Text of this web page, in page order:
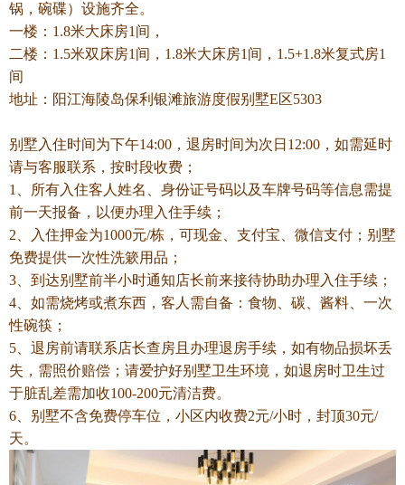
锅，碗碟）设施齐全。
一楼：1.8米大床房1间，
二楼：1.5米双床房1间，1.8米大床房1间，1.5+1.8米复式房1
间
地址：阳江海陵岛保利银滩旅游度假别墅E区5303
别墅入住时间为下午14:00，退房时间为次日12:00，如需延时
请与客服联系，按时段收费；
1、所有入住客人姓名、身份证号码以及车牌号码等信息需提
前一天报备，以便办理入住手续；
2、入住押金为1000元/栋，可现金、支付宝、微信支付；别墅
免费提供一次性洗簌用品；
3、到达别墅前半小时通知店长前来接待协助办理入住手续；
4、如需烧烤或煮东西，客人需自备：食物、碳、酱料、一次
性碗筷；
5、退房前请联系店长查房且办理退房手续，如有物品损坏丢
失，需照价赔偿；请爱护好别墅卫生环境，如退房时卫生过
于脏乱差需加收100-200元清洁费。
6、别墅不含免费停车位，小区内收费2元/小时，封顶30元/
天。